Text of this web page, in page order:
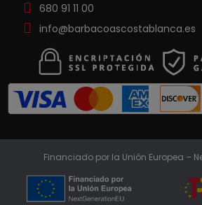
680 91 11 00
info@barbacoascostablanca.es
Financiado por la Unión Europea –